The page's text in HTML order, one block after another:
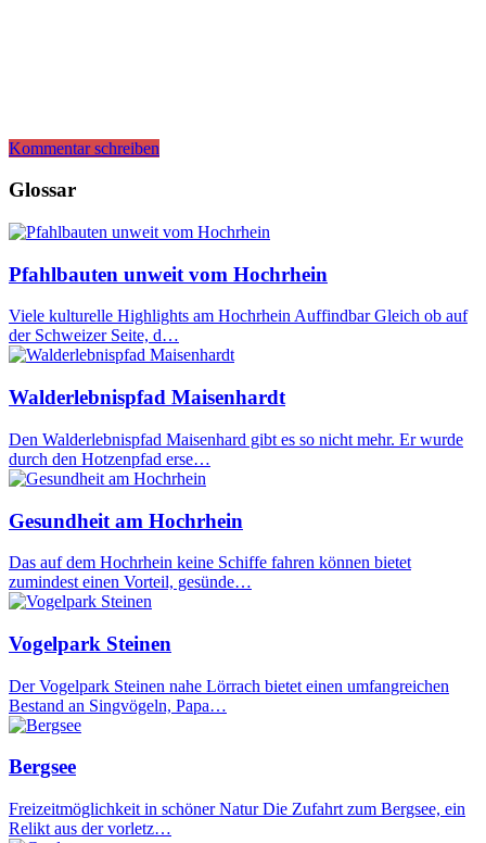
Kommentar schreiben
Glossar
Pfahlbauten unweit vom Hochrhein
Viele kulturelle Highlights am Hochrhein Auffindbar Gleich ob auf
der Schweizer Seite, d…
Walderlebnispfad Maisenhardt
Den Walderlebnispfad Maisenhard gibt es so nicht mehr. Er wurde
durch den Hotzenpfad erse…
Gesundheit am Hochrhein
Das auf dem Hochrhein keine Schiffe fahren können bietet
zumindest einen Vorteil, gesünde…
Vogelpark Steinen
Der Vogelpark Steinen nahe Lörrach bietet einen umfangreichen
Bestand an Singvögeln, Papa…
Bergsee
Freizeitmöglichkeit in schöner Natur Die Zufahrt zum Bergsee, ein
Relikt aus der vorletz…